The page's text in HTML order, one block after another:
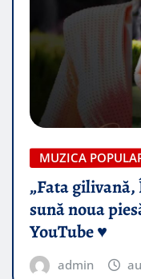
MUZICA
„Fata gilivană,
sună noua
YouTube ♥️
admin